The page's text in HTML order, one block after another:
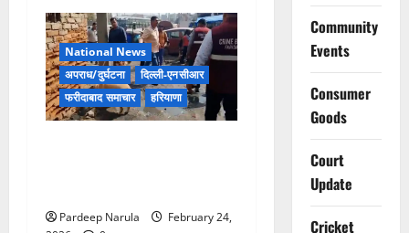
National News
अपराध/दुर्घटना
दिल्ली-एनसीआर
फरीदाबाद समाचार
हरियाणा
Pardeep Narula
February 24,
Community
Events
Consumer
Goods
Court
Update
Cricket